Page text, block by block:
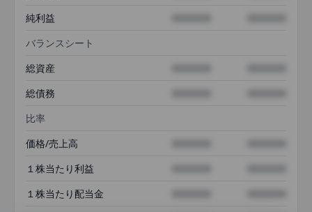
純利益
バランスシート
総資産
総債務
比率
価格/売上高
１株当たり利益
１株当たり配当金